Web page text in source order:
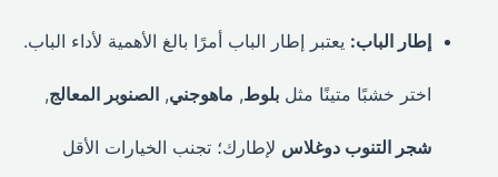
إطار الباب:يعتبر إطار الباب أمرًا بالغ الأهمية لأداء الباب.
اختر خشبًا متينًا مثل بلوط,ماهوجني, الصنوبر المعالج,
شجر التنوب دوغلاسلإطارك؛ تجنب الخيارات الأقل